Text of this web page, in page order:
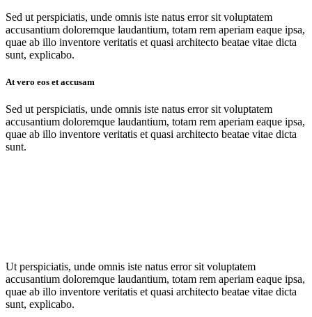
Sed ut perspiciatis, unde omnis iste natus error sit voluptatem
accusantium doloremque laudantium, totam rem aperiam eaque ipsa,
quae ab illo inventore veritatis et quasi architecto beatae vitae dicta
sunt, explicabo.
At vero eos et accusam
Sed ut perspiciatis, unde omnis iste natus error sit voluptatem
accusantium doloremque laudantium, totam rem aperiam eaque ipsa,
quae ab illo inventore veritatis et quasi architecto beatae vitae dicta
sunt.
Ut perspiciatis, unde omnis iste natus error sit voluptatem
accusantium doloremque laudantium, totam rem aperiam eaque ipsa,
quae ab illo inventore veritatis et quasi architecto beatae vitae dicta
sunt, explicabo.